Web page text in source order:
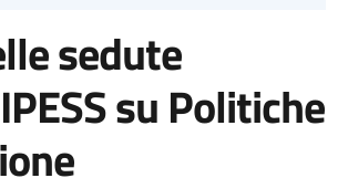
sedute
su Politiche